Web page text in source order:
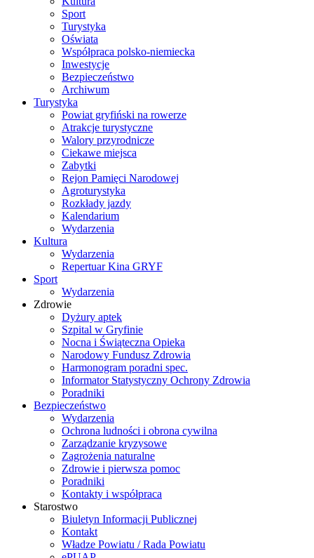
Sport
Turystyka
Oświata
Współpraca polsko-niemiecka
Inwestycje
Bezpieczeństwo
Archiwum
Turystyka
Powiat gryfiński na rowerze
Atrakcje turystyczne
Walory przyrodnicze
Ciekawe miejsca
Zabytki
Rejon Pamięci Narodowej
Agroturystyka
Rozkłady jazdy
Kalendarium
Wydarzenia
Kultura
Wydarzenia
Repertuar Kina GRYF
Sport
Wydarzenia
Zdrowie
Dyżury aptek
Szpital w Gryfinie
Nocna i Świąteczna Opieka
Narodowy Fundusz Zdrowia
Harmonogram poradni spec.
Informator Statystyczny Ochrony Zdrowia
Poradniki
Bezpieczeństwo
Wydarzenia
Ochrona ludności i obrona cywilna
Zarządzanie kryzysowe
Zagrożenia naturalne
Zdrowie i pierwsza pomoc
Poradniki
Kontakty i współpraca
Starostwo
Biuletyn Informacji Publicznej
Kontakt
Władze Powiatu / Rada Powiatu